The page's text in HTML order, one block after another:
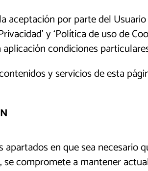
aceptación por parte del
y ‘Política de uso de
condiciones
y servicios de esta
en que sea
compromete a mantener